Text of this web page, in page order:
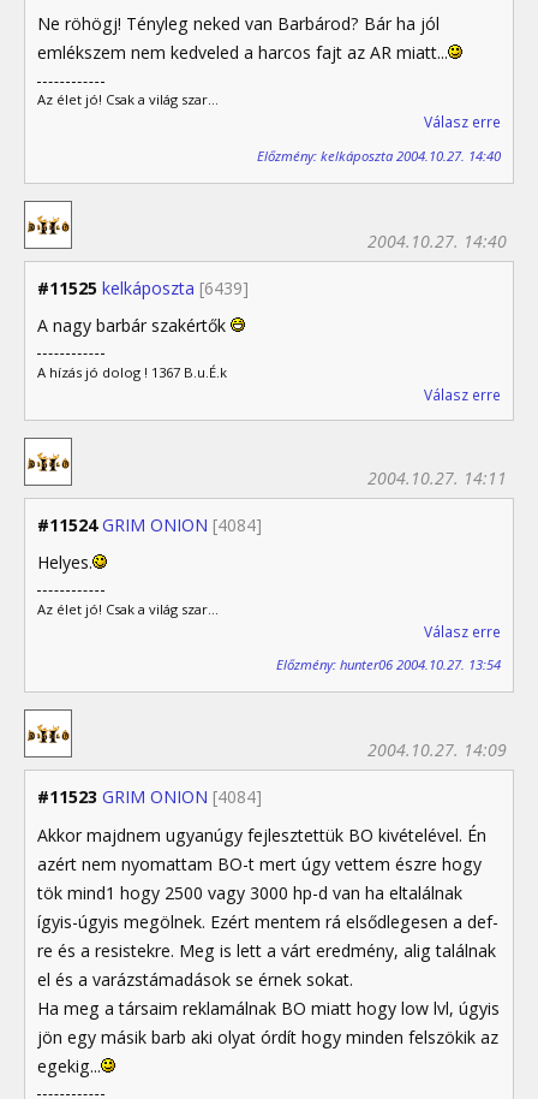
Ne röhögj! Tényleg neked van Barbárod? Bár ha jól
emlékszem nem kedveled a harcos fajt az AR miatt...
Az élet jó! Csak a világ szar...
Válasz erre
Előzmény: kelkáposzta 2004.10.27. 14:40
#11525 kelkáposzta [6439]
2004.10.27. 14:40
A nagy barbár szakértők
A hízás jó dolog ! 1367 B.u.É.k
Válasz erre
#11524 GRIM ONION [4084]
2004.10.27. 14:11
Helyes.
Az élet jó! Csak a világ szar...
Válasz erre
Előzmény: hunter06 2004.10.27. 13:54
#11523 GRIM ONION [4084]
2004.10.27. 14:09
Akkor majdnem ugyanúgy fejlesztettük BO kivételével. Én
azért nem nyomattam BO-t mert úgy vettem észre hogy
tök mind1 hogy 2500 vagy 3000 hp-d van ha eltalálnak
ígyis-úgyis megölnek. Ezért mentem rá elsődlegesen a def-
re és a resistekre. Meg is lett a várt eredmény, alig találnak
el és a varázstámadások se érnek sokat.
Ha meg a társaim reklamálnak BO miatt hogy low lvl, úgyis
jön egy másik barb aki olyat órdít hogy minden felszökik az
egekig...